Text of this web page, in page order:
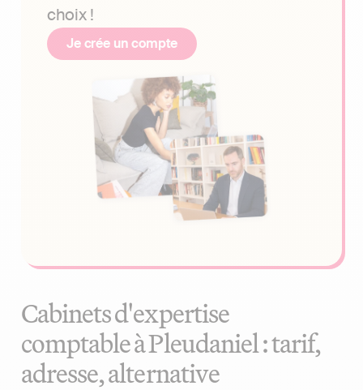
choix !
Je crée un compte
Cabinets d'expertise
comptable à Pleudaniel : tarif,
adresse, alternative